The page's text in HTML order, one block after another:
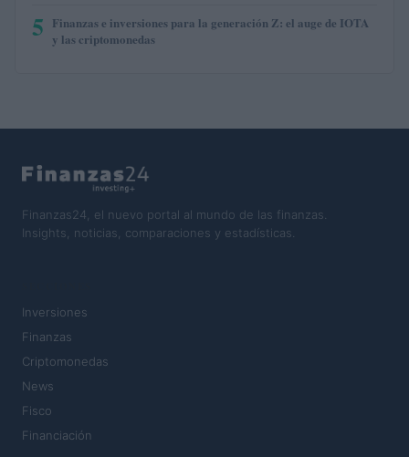
5 Finanzas e inversiones para la generación Z: el auge de IOTA
y las criptomonedas
Finanzas24, el nuevo portal al mundo de las finanzas.
Insights, noticias, comparaciones y estadísticas.
Inversiones
Finanzas
Criptomonedas
News
Fisco
Financiación